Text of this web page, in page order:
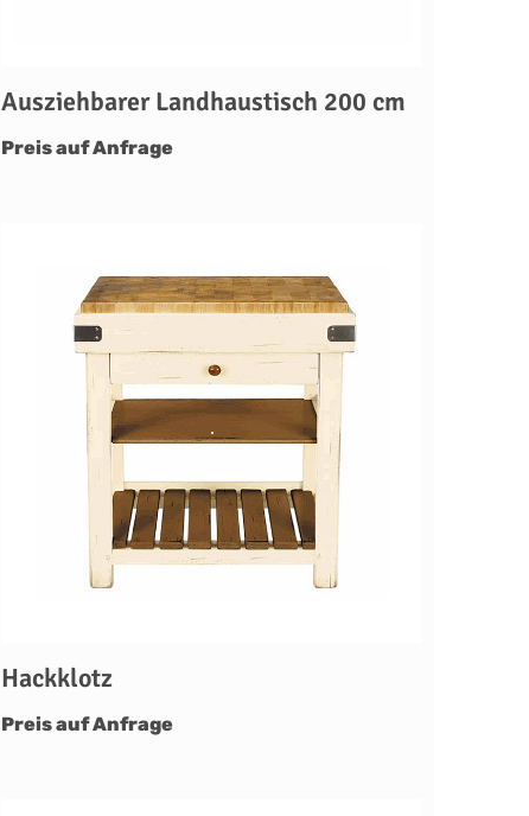
Ausziehbarer Landhaustisch 200 cm
Preis auf Anfrage
Hackklotz
Preis auf Anfrage